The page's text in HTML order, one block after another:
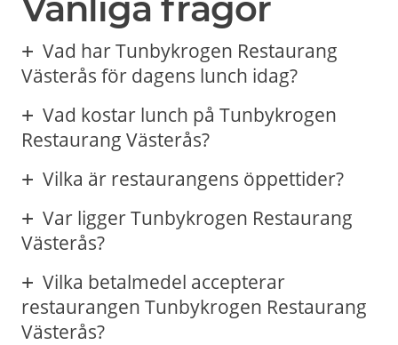
Vad har Tunbykrogen Restaurang
Västerås för dagens lunch idag?
Vad kostar lunch på Tunbykrogen
Restaurang Västerås?
Vilka är restaurangens öppettider?
Var ligger Tunbykrogen Restaurang
Västerås?
Vilka betalmedel accepterar
restaurangen Tunbykrogen Restaurang
Västerås?